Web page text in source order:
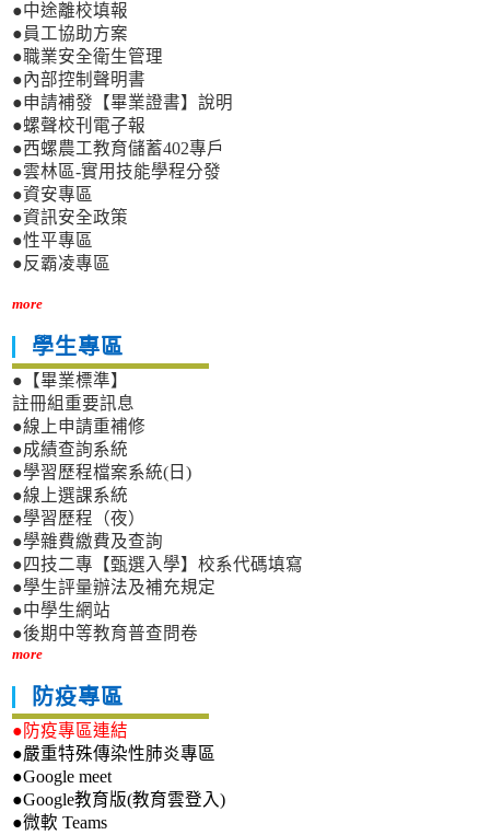
●中途離校填報
●員工協助方案
●職業安全衛生管理
●內部控制聲明書
●申請補發【畢業證書】說明
●螺聲校刊電子報
●西螺農工教育儲蓄402專戶
●雲林區-實用技能學程分發
●資安專區
●資訊安全政策
●性平專區
●反霸凌專區
more
學生專區
●【畢業標準】
註冊組重要訊息
●線上申請重補修
●成績查詢系統
●學習歷程檔案系統(日)
●線上選課系統
●學習歷程（夜）
●學雜費繳費及查詢
●四技二專【甄選入學】校系代碼填寫
●學生評量辦法及補充規定
●中學生網站
●後期中等教育普查問卷
more
防疫專區
●防疫專區連結
●嚴重特殊傳染性肺炎專區
●Google meet
●Google教育版(教育雲登入)
●微軟 Teams